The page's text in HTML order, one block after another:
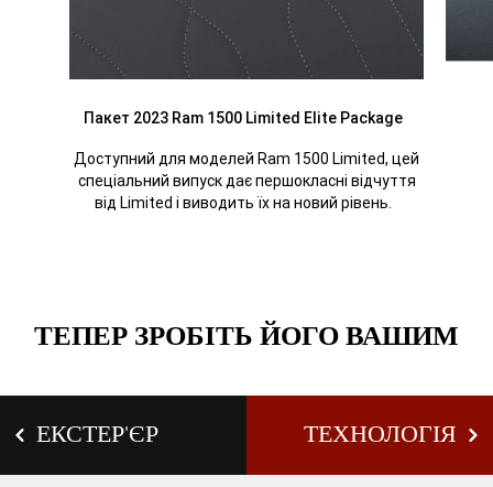
Пакет 2023 Ram 1500 Limited Elite Package
Доступний для моделей Ram 1500 Limited, цей
спеціальний випуск дає першокласні відчуття
від Limited і виводить їх на новий рівень.
ТЕПЕР ЗРОБІТЬ ЙОГО ВАШИМ
ЕКСТЕР'ЄР ТЕХНОЛОГІЯ